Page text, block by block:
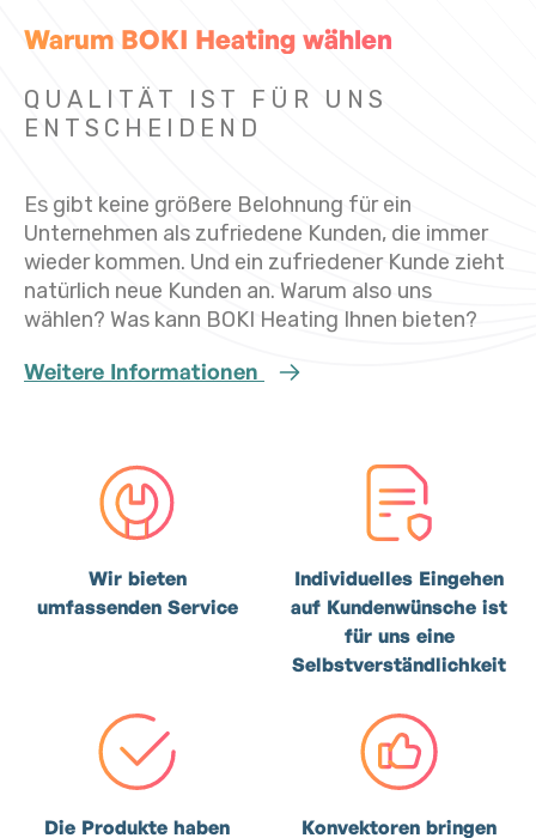
Warum BOKI Heating wählen
QUALITÄT IST FÜR UNS
ENTSCHEIDEND
Es gibt keine größere Belohnung für ein
Unternehmen als zufriedene Kunden, die immer
wieder kommen. Und ein zufriedener Kunde zieht
natürlich neue Kunden an. Warum also uns
wählen? Was kann BOKI Heating Ihnen bieten?
Weitere Informationen
Wir bieten
umfassenden Service
Individuelles Eingehen
auf Kundenwünsche ist
für uns eine
Selbstverständlichkeit
Die Produkte haben
Konvektoren bringen